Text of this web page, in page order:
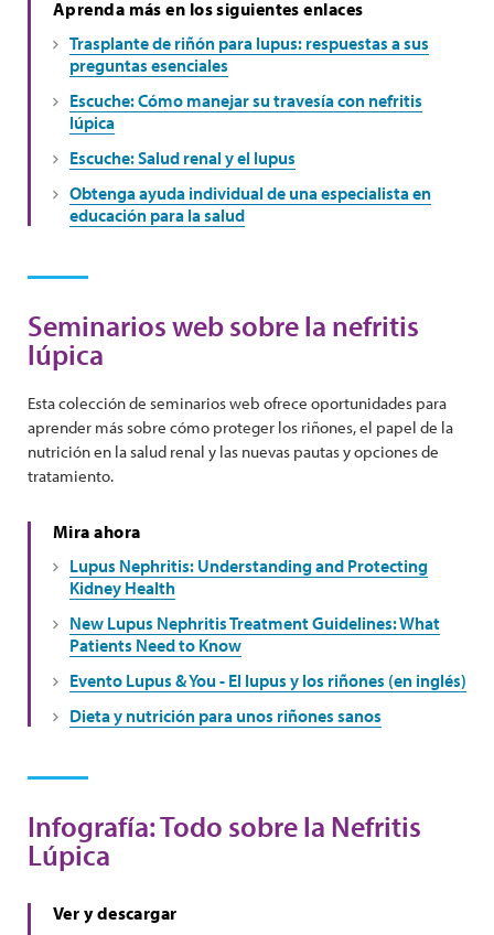
Aprenda más en los siguientes enlaces
Trasplante de riñón para lupus: respuestas a sus
preguntas esenciales
Escuche: Cómo manejar su travesía con nefritis
lúpica
Escuche: Salud renal y el lupus
Obtenga ayuda individual de una especialista en
educación para la salud
Seminarios web sobre la nefritis
lúpica
Esta colección de seminarios web ofrece oportunidades para
aprender más sobre cómo proteger los riñones, el papel de la
nutrición en la salud renal y las nuevas pautas y opciones de
tratamiento.
Mira ahora
Lupus Nephritis: Understanding and Protecting
Kidney Health
New Lupus Nephritis Treatment Guidelines: What
Patients Need to Know
Evento Lupus & You - El lupus y los riñones (en inglés)
Dieta y nutrición para unos riñones sanos
Infografía: Todo sobre la Nefritis
Lúpica
Ver y descargar